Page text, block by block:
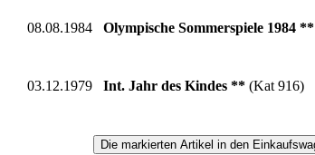
08.08.1984 Olympische Sommerspiele 1984 **
03.12.1979 Int. Jahr des Kindes ** (Kat 916)